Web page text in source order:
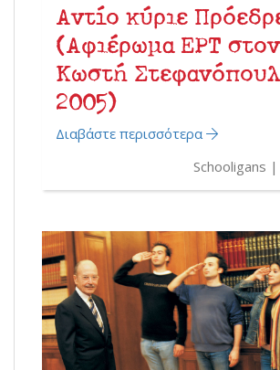
Αντίο κύριε
(Αφιέρωμα ΕΡΤ στον
Κωστή
2005)
Διαβάστε περισσότερα
Schooligans